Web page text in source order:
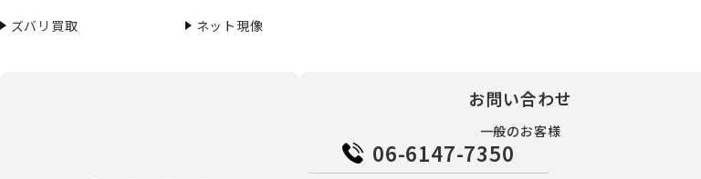
ズバリ買取 ネット現像
お問い合わせ
一般のお客様
06-6147-7350